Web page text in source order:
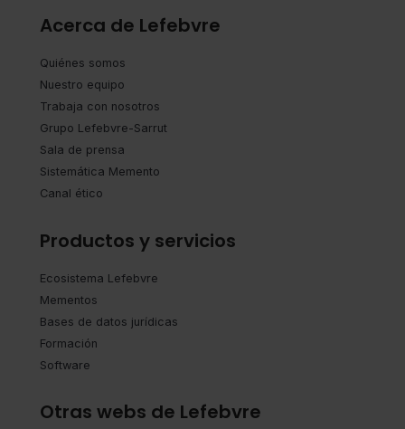
Acerca de Lefebvre
Quiénes somos
Nuestro equipo
Trabaja con nosotros
Grupo Lefebvre-Sarrut
Sala de prensa
Sistemática Memento
Canal ético
Productos y servicios
Ecosistema Lefebvre
Mementos
Bases de datos jurídicas
Formación
Software
Otras webs de Lefebvre